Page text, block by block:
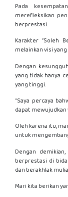
Pada
merefleksikan
berprestasi.
Karakter “Soleh
melainkan visi
Dengan
yang tidak hanya
yang tinggi.
“Saya percaya
dapat
Oleh karena itu,
untuk
Dengan
berprestasi di
dan berakhlak
Mari kita berikan